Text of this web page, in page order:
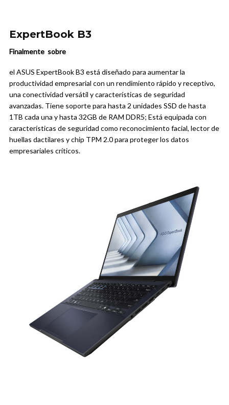
ExpertBook B3
Finalmente sobre
el ASUS ExpertBook B3 está diseñado para aumentar la
productividad empresarial con un rendimiento rápido y receptivo,
una conectividad versátil y características de seguridad
avanzadas. Tiene soporte para hasta 2 unidades SSD de hasta
1TB cada una y hasta 32GB de RAM DDR5; Está equipada con
características de seguridad como reconocimiento facial, lector de
huellas dactilares y chip TPM 2.0 para proteger los datos
empresariales críticos.